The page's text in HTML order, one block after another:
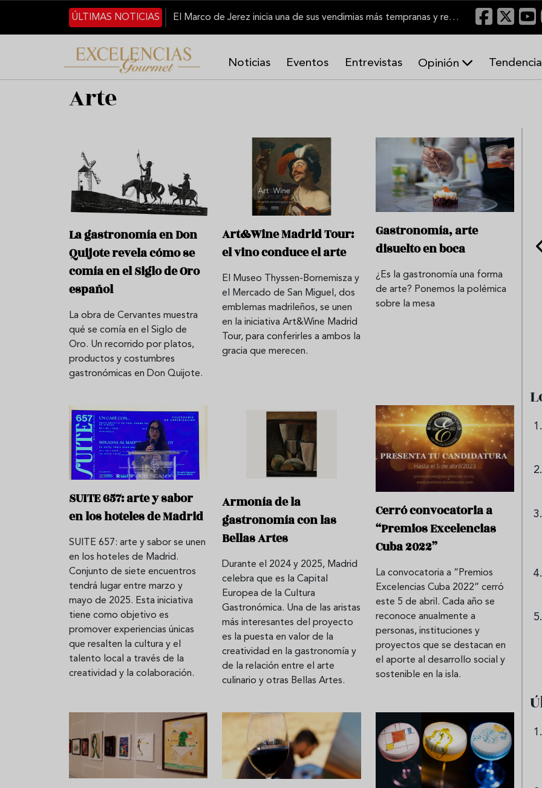
Pasar al contenido principal
ÚLTIMAS NOTICIAS
El Marco de Jerez inicia una de sus vendimias más tempranas y recupera producción
Noticias Eventos Entrevistas Opinión
n
í
a
s
Arte
La gastronomía en Don
Quijote revela cómo se
comía en el Siglo de Oro
español
La obra de Cervantes muestra
qué se comía en el Siglo de
Oro. Un recorrido por platos,
productos y costumbres
gastronómicas en Don Quijote.
Art&Wine Madrid Tour:
el vino conduce el arte
El Museo Thyssen-Bornemisza y
el Mercado de San Miguel, dos
emblemas madrileños, se unen
en la iniciativa Art&Wine Madrid
Tour, para conferirles a ambos la
gracia que merecen.
Gastronomía, arte
disuelto en boca
¿Es la gastronomía una forma
de arte? Ponemos la polémica
sobre la mesa
SUITE 657: arte y sabor
en los hoteles de Madrid
SUITE 657: arte y sabor se unen
en los hoteles de Madrid.
Conjunto de siete encuentros
tendrá lugar entre marzo y
mayo de 2025. Esta iniciativa
tiene como objetivo es
promover experiencias únicas
que resalten la cultura y el
talento local a través de la
creatividad y la colaboración.
Armonía de la
gastronomía con las
Bellas Artes
Durante el 2024 y 2025, Madrid
celebra que es la Capital
Europea de la Cultura
Gastronómica. Una de las aristas
más interesantes del proyecto
es la puesta en valor de la
creatividad en la gastronomía y
de la relación entre el arte
culinario y otras Bellas Artes.
Cerró convocatoria a
“Premios Excelencias
Cuba 2022”
La convocatoria a “Premios
Excelencias Cuba 2022” cerró
este 5 de abril. Cada año se
reconoce anualmente a
personas, instituciones y
proyectos que se destacan en
el aporte al desarrollo social y
sostenible en la isla.
Aceitunas: el aperitivo estrella
del verano
Sopa fría de sandía: el plato
que querrás repetir todo el
verano